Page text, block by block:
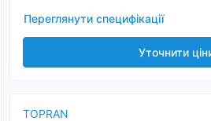
Переглянути специфікації
Уточнити
TOPRAN